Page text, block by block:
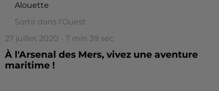
Alouette
Sortir dans l'Ouest
27 juillet 2020 - 7 min 39 sec
À l'Arsenal des Mers, vivez une aventure
maritime !